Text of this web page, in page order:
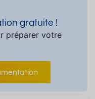
gratuite !
préparer votre